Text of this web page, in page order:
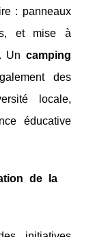
: panneaux
et mise à
Un camping
des
locale,
éducative
de la